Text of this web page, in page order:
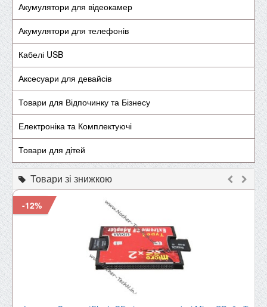
Акумулятори для відеокамер
Акумулятори для телефонів
Кабелі USB
Аксесуари для девайсів
Товари для Відпочинку та Бізнесу
Електроніка та Комплектуючі
Товари для дітей
Товари зі знижкою
-12%